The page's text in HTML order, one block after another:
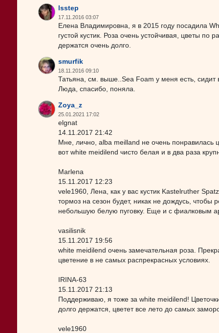
lsstep
17.11.2016 03:07
Елена Владимировна, я в 2015 году посадила
густой кустик. Роза очень устойчивая, цветы по
держатся очень долго.
smurfik
18.11.2016 09:10
Татьяна, см. выше..Sea Foam у меня есть, сидит
Люда, спасибо, поняла.
Zoya_z
25.01.2021 17:02
elgnat
14.11.2017 21:42
Мне, лично, alba meilland не очень понравилась
вот white meidilend чисто белая и в два раза
Marlena
15.11.2017 12:23
vele1960, Лена, как у вас кустик Kastelruther
тормоз на сезон будет, никак не дождусь, чтобы
небольшую белую пуговку. Еще и с фиалковым
vasilisnik
15.11.2017 19:56
white meidilend очень замечательная роза.
цветение в не самых распрекрасных условиях.
IRINA-63
15.11.2017 21:13
Поддерживаю, я тоже за white meidilend!
долго держатся, цветет все лето до самых
vele1960